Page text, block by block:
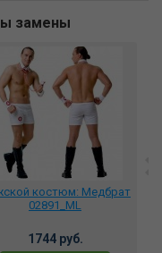
замены
костюм: Медбрат
02891_ML
1744 руб.